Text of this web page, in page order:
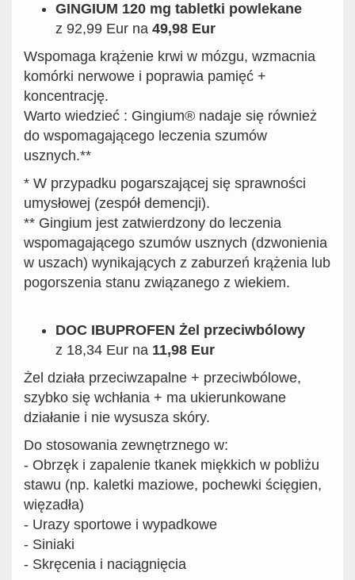
GINGIUM 120 mg tabletki powlekane
z 92,99 Eur na 49,98 Eur
Wspomaga krążenie krwi w mózgu, wzmacnia
komórki nerwowe i poprawia pamięć +
koncentrację.
Warto wiedzieć : Gingium® nadaje się również
do wspomagającego leczenia szumów
usznych.**
* W przypadku pogarszającej się sprawności
umysłowej (zespół demencji).
** Gingium jest zatwierdzony do leczenia
wspomagającego szumów usznych (dzwonienia
w uszach) wynikających z zaburzeń krążenia lub
pogorszenia stanu związanego z wiekiem.
DOC IBUPROFEN Żel przeciwbólowy
z 18,34 Eur na 11,98 Eur
Żel działa przeciwzapalne + przeciwbólowe,
szybko się wchłania + ma ukierunkowane
działanie i nie wysusza skóry.
Do stosowania zewnętrznego w:
- Obrzęk i zapalenie tkanek miękkich w pobliżu
stawu (np. kaletki maziowe, pochewki ścięgien,
więzadła)
- Urazy sportowe i wypadkowe
- Siniaki
- Skręcenia i naciągnięcia